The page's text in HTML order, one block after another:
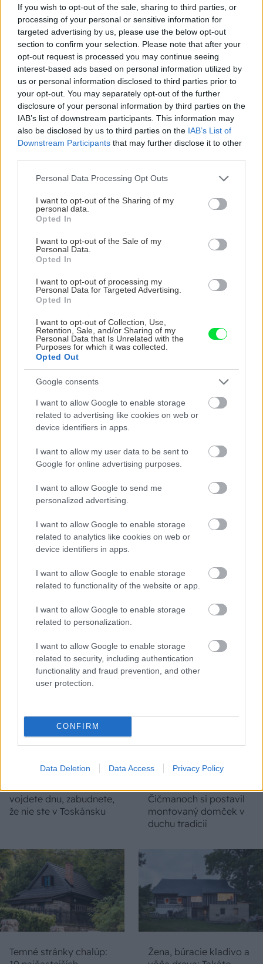
If you wish to opt-out of the sale, sharing to third parties, or
processing of your personal or sensitive information for
targeted advertising by us, please use the below opt-out
section to confirm your selection. Please note that after your
opt-out request is processed you may continue seeing
interest-based ads based on personal information utilized by
us or personal information disclosed to third parties prior to
your opt-out. You may separately opt-out of the further
disclosure of your personal information by third parties on the
IAB’s list of downstream participants. This information may
also be disclosed by us to third parties on the IAB’s List of
Downstream Participants that may further disclose it to other
Please note that this website/app uses one or more Google
not limited to your visit or usage behaviour. You may click to
grant or deny consent to Google and its third-party tags to
use your data for below specified purposes in below Google
consent section.
Personal Data Processing Opt Outs
I want to opt-out of the Sharing of my
personal data.
Opted In
I want to opt-out of the Sale of my
Personal Data.
Opted In
I want to opt-out of processing my
Personal Data for Targeted Advertising.
Opted In
I want to opt-out of Collection, Use,
Retention, Sale, and/or Sharing of my
Personal Data that Is Unrelated with the
Purposes for which it was collected.
Opted Out
Google consents
I want to allow Google to enable storage
related to advertising like cookies on web or
device identifiers in apps.
I want to allow my user data to be sent to
Google for online advertising purposes.
I want to allow Google to send me
personalized advertising.
I want to allow Google to enable storage
related to analytics like cookies on web or
device identifiers in apps.
I want to allow Google to enable storage
related to functionality of the website or app.
I want to allow Google to enable storage
related to personalization.
I want to allow Google to enable storage
related to security, including authentication
functionality and fraud prevention, and other
user protection.
CONFIRM
Data Deletion Data Access Privacy Policy
Vnútorné žalúzie sú v 40-stupňových horúčavách pasca:
Prečo z okna robia radiátor a ako to vyriešiť za pár eur?
Vnútorné žalúzie sú v 40-stupňových horúčavách pasca:
Prečo z okna robia radiátor a ako to vyriešiť za pár eur?
Akurát ten problém doma riešime na oknách z južnej
strany. Pravdepodobne pôjdeme do vonkajšieho
tienenia na spôsob markízy 250x150cm. Čínsky
predajcovia idú okolo 100 eur kus.
Nekupujte drahé lapače: Vyrobte si za 5 minút domácu
pascu na osy a sršne, ktorá ich nepustí von
Bros sprej necaka kym osa vypije moje pivo. Zaroven
nasmrdi cele hniezdo a neostane tam nic zive. Vasa
pasca naucinke moc efektivne. Skor pritiahne slimaky
Viete, kedy použiť akú maltu? Spoznajte rozdiely, ktoré
vám ušetria čas v stavebninách aj pri práci
Ten článok mal takú výpovednú hodnotu ako učivo pre
3 ročník základnej školy. To fakt? AI alebo nejaka kniha
z VŠ? Dnešné rychlotvrdnuce malty - pevnosť 40 Mpa a
doba schnutia tak 15 minut , k tomu vodotesné s
vyrobíte pod 140 eur a je oveľa pohodlnejšie!
čínske skrutky. Alternatíva slovenskej IKEI - čo sa týka
spracovaním, škoda. No lepšie než ten odpad z DTD
predávaný v Kauflande alebo Lídli.
ZÁHRADA
panašovanými listami,
ktoré dodajú vášmu
záhonu celosezónny
šmrnc
sucho a teplo? Tieto
vysaďte na miesta, na
ktoré slnko svieti celý
Nemusí to byť len
krások, ktoré rozžiaria
vašu záhradu
rastliny? Pravda vás
možno prekvapí
CHALUPA
Na Morave prerobila
starú chalupu na
vojdete dnu, zabudnete,
že nie ste v Toskánsku
S motorovou pílou sa
dokáže aj podpísať.
Čičmanoch si postavil
montovaný domček v
duchu tradícií
Temné stránky chalúp:
Žena, búracie kladivo a